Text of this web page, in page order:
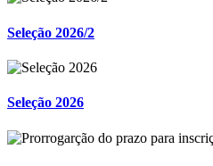
Seleção 2026/2
Seleção 2026